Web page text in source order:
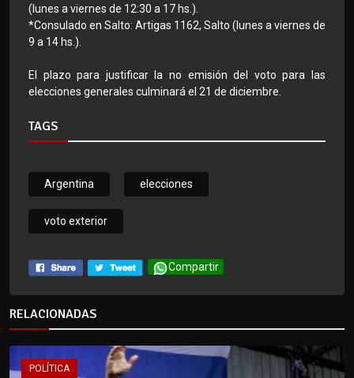
(lunes a viernes de 12:30 a 17 hs.).
*Consulado en Salto: Artigas 1162, Salto (lunes a viernes de
9 a 14 hs.).
El plazo para justificar la no emisión del voto para las
elecciones generales culminará el 21 de diciembre.
TAGS
Argentina elecciones
voto exterior
Compartir
RELACIONADAS
POLÍTICA